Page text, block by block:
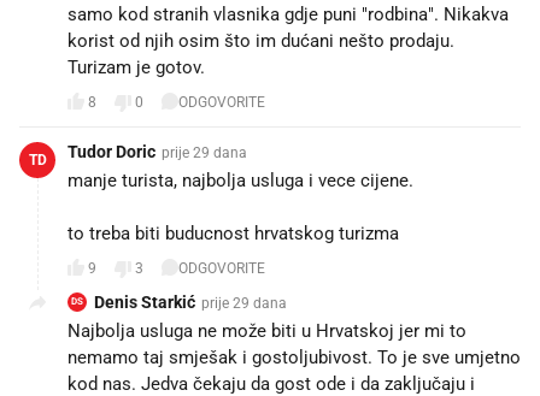
samo kod stranih vlasnika gdje puni "rodbina". Nikakva
korist od njih osim što im dućani nešto prodaju.
Turizam je gotov.
8 0 ODGOVORITE
TD Tudor Doric prije 29 dana
manje turista, najbolja usluga i vece cijene.
to treba biti buducnost hrvatskog turizma
9 3 ODGOVORITE
DS Denis Starkić prije 29 dana
Najbolja usluga ne može biti u Hrvatskoj jer mi to
nemamo taj smješak i gostoljubivost. To je sve umjetno
kod nas. Jedva čekaju da gost ode i da zaključaju i